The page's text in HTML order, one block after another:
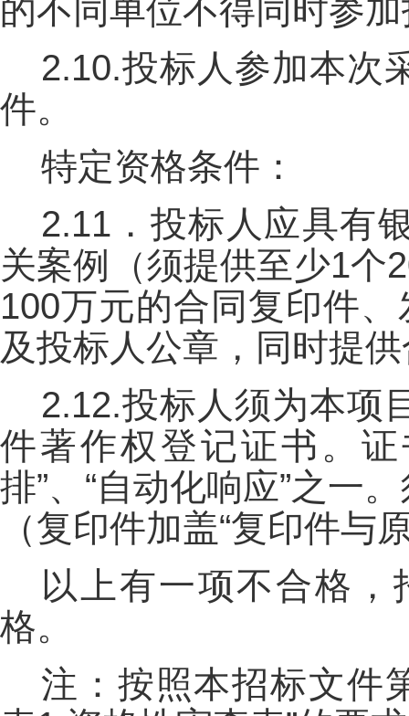
的不同单位不得同时参
2.10.投标人参加本次
件。
特定资格条件：
2.11．投标人应具有
关案例（须提供至少1个
100万元的合同复印件
及投标人公章，同时提
2.12.投标人须为本项
件著作权登记证书。
排”、“自动化响应”之一
（复印件加盖“复印件与
以上有一项不合格
格。
注：按照本招标文件